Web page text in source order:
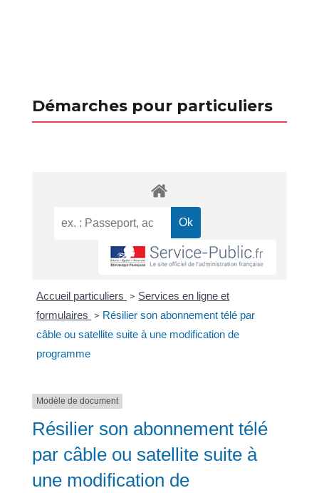
Démarches pour particuliers
Accueil particuliers > Services en ligne et
formulaires
> Résilier son abonnement télé par
câble ou satellite suite à une modification de
programme
Modèle de document
Résilier son abonnement télé
par câble ou satellite suite à
une modification de